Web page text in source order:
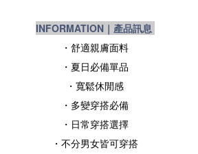
INFORMATION｜產品訊息
・舒適親膚面料
・夏日必備單品
・寬鬆休閒感
・多變穿搭必備
・ 日常穿搭選擇
・不分男女皆可穿搭